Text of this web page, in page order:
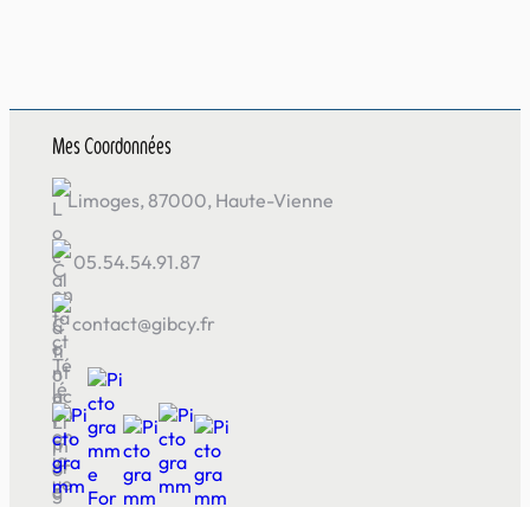
Mes Coordonnées
Limoges, 87000, Haute-Vienne
05.54.54.91.87
contact@gibcy.fr